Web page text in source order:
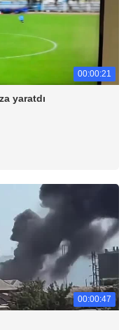
00:00:21
yaratdı
00:00:47